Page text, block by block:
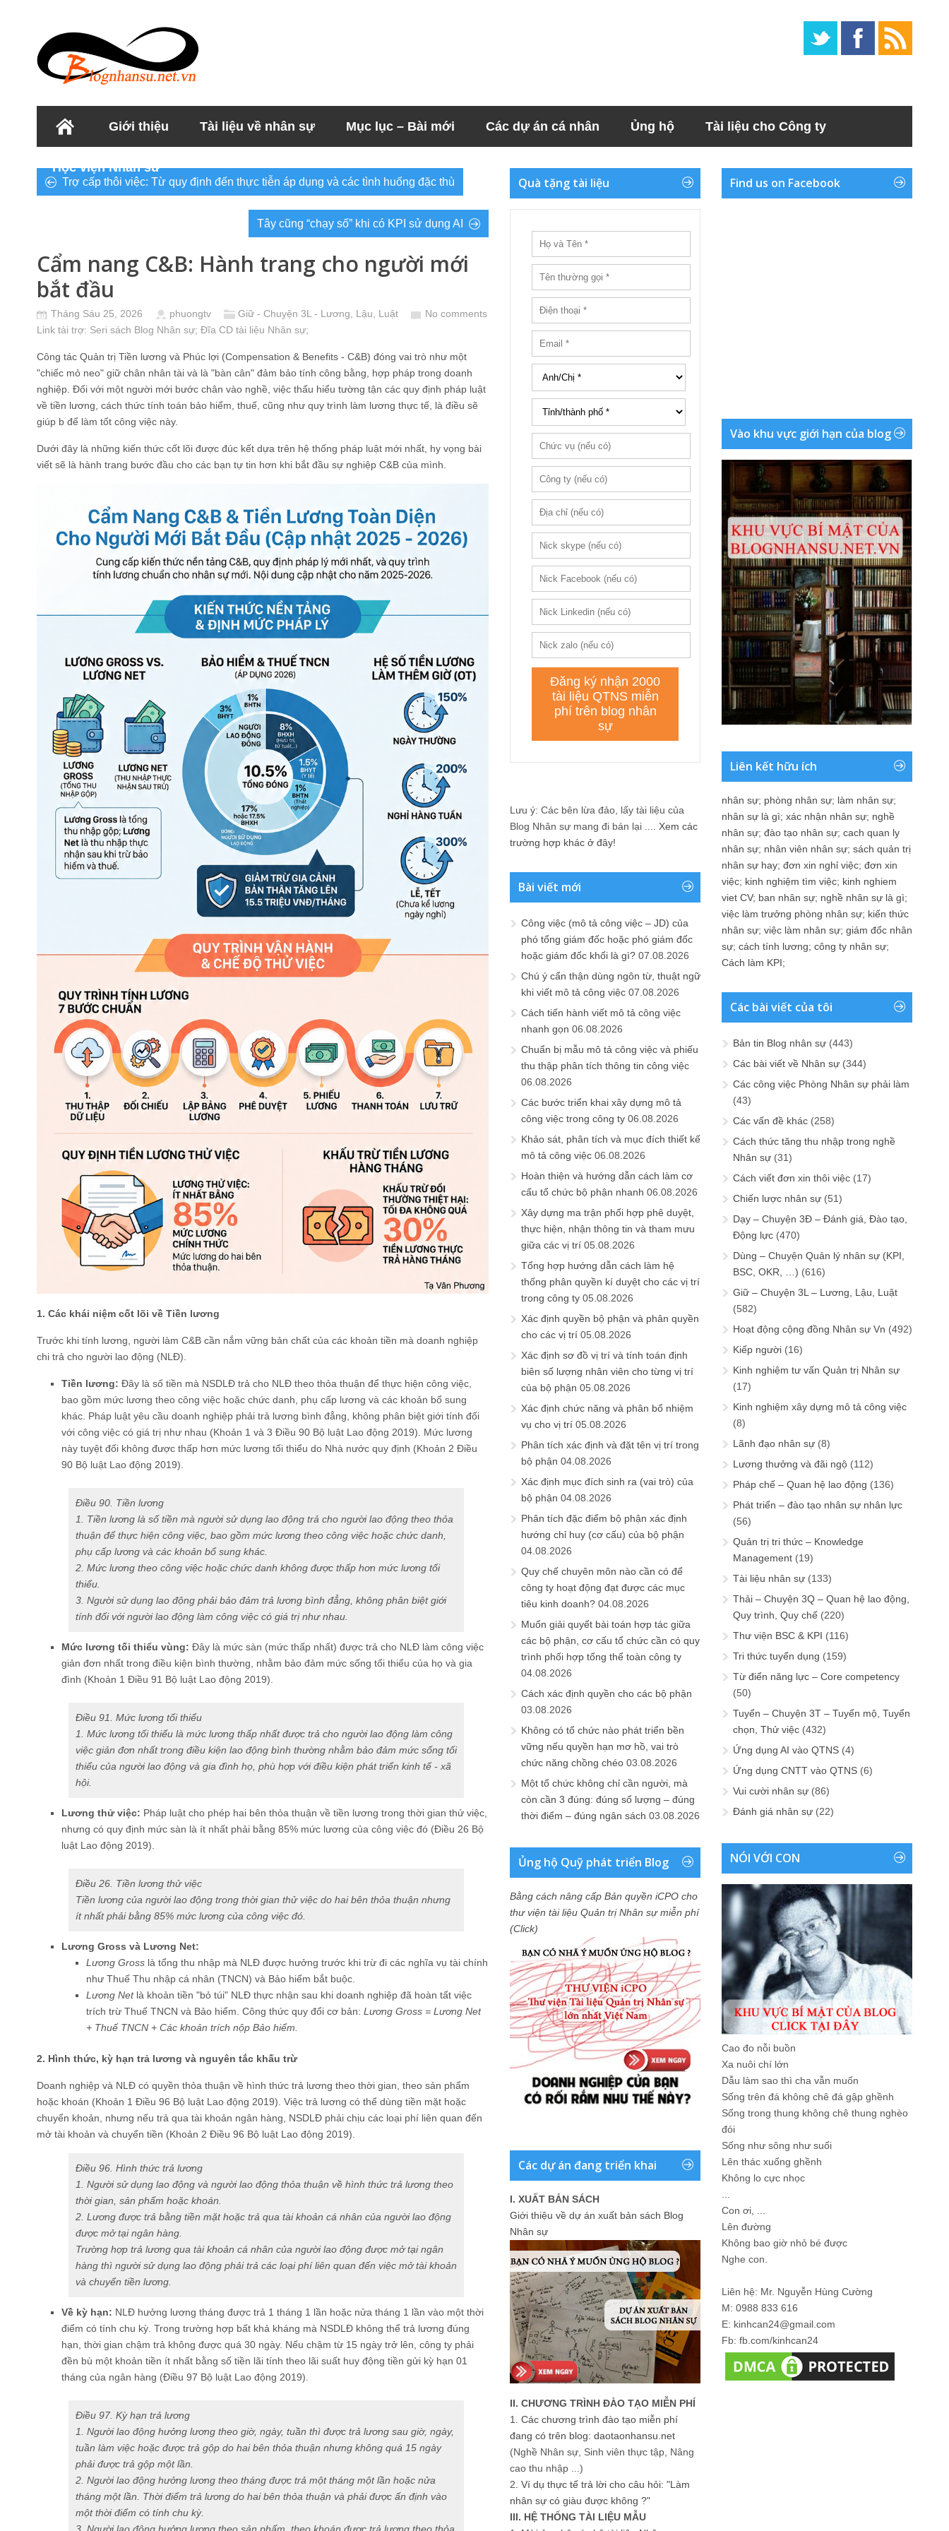
Giới thiệu Tài liệu về nhân sự Mục lục – Bài mới Các dự án cá nhân Ủng hộ Tài liệu cho Công ty
Học viện Nhân sư
Trợ cấp thôi việc: Từ quy định đến thực tiễn áp dụng và các tình huống đặc thù
Tây cũng “chạy số” khi có KPI sử dụng AI
Cẩm nang C&B: Hành trang cho người mới
bắt đầu
Tháng Sáu 25, 2026 phuongtv Giữ - Chuyện 3L - Lương, Lậu, Luật
No comments
Link tài trợ: Seri sách Blog Nhân sự; Đĩa CD tài liệu Nhân sự;
Công tác Quản trị Tiền lương và Phúc lợi (Compensation & Benefits - C&B) đóng vai trò như một
"chiếc mỏ neo" giữ chân nhân tài và là "bàn cân" đảm bảo tính công bằng, hợp pháp trong doanh
nghiệp. Đối với một người mới bước chân vào nghề, việc thấu hiểu tường tận các quy định pháp luật
về tiền lương, cách thức tính toán bảo hiểm, thuế, cũng như quy trình làm lương thực tế, là điều sẽ
giúp b để làm tốt công việc này.
Dưới đây là những kiến thức cốt lõi được đúc kết dựa trên hệ thống pháp luật mới nhất, hy vọng bài
viết sẽ là hành trang bước đầu cho các bạn tự tin hơn khi bắt đầu sự nghiệp C&B của mình.
1. Các khái niệm cốt lõi về Tiền lương
Trước khi tính lương, người làm C&B cần nắm vững bản chất của các khoản tiền mà doanh nghiệp
chi trả cho người lao động (NLĐ).
Tiền lương: Đây là số tiền mà NSDLĐ trả cho NLĐ theo thỏa thuận để thực hiện công việc,
bao gồm mức lương theo công việc hoặc chức danh, phụ cấp lương và các khoản bổ sung
khác. Pháp luật yêu cầu doanh nghiệp phải trả lương bình đẳng, không phân biệt giới tính đối
với công việc có giá trị như nhau (Khoản 1 và 3 Điều 90 Bộ luật Lao động 2019). Mức lương
này tuyệt đối không được thấp hơn mức lương tối thiểu do Nhà nước quy định (Khoản 2 Điều
90 Bộ luật Lao động 2019).
Điều 90. Tiền lương
1. Tiền lương là số tiền mà người sử dụng lao động trả cho người lao động theo thỏa
thuận để thực hiện công việc, bao gồm mức lương theo công việc hoặc chức danh,
phụ cấp lương và các khoản bổ sung khác.
2. Mức lương theo công việc hoặc chức danh không được thấp hơn mức lương tối
thiểu.
3. Người sử dụng lao động phải bảo đảm trả lương bình đẳng, không phân biệt giới
tính đối với người lao động làm công việc có giá trị như nhau.
Mức lương tối thiểu vùng: Đây là mức sàn (mức thấp nhất) được trả cho NLĐ làm công việc
giản đơn nhất trong điều kiện bình thường, nhằm bảo đảm mức sống tối thiểu của họ và gia
đình (Khoản 1 Điều 91 Bộ luật Lao động 2019).
Điều 91. Mức lương tối thiểu
1. Mức lương tối thiểu là mức lương thấp nhất được trả cho người lao động làm công
việc giản đơn nhất trong điều kiện lao động bình thường nhằm bảo đảm mức sống tối
thiểu của người lao động và gia đình họ, phù hợp với điều kiện phát triển kinh tế - xã
hội.
Lương thử việc: Pháp luật cho phép hai bên thỏa thuận về tiền lương trong thời gian thử việc,
nhưng có quy định mức sàn là ít nhất phải bằng 85% mức lương của công việc đó (Điều 26 Bộ
luật Lao động 2019).
Điều 26. Tiền lương thử việc
Tiền lương của người lao động trong thời gian thử việc do hai bên thỏa thuận nhưng
ít nhất phải bằng 85% mức lương của công việc đó.
Lương Gross và Lương Net:
Lương Gross là tổng thu nhập mà NLĐ được hưởng trước khi trừ đi các nghĩa vụ tài chính
như Thuế Thu nhập cá nhân (TNCN) và Bảo hiểm bắt buộc.
Lương Netlà khoản tiền "bỏ túi" NLĐ thực nhận sau khi doanh nghiệp đã hoàn tất việc
trích trừ Thuế TNCN và Bảo hiểm. Công thức quy đổi cơ bản: Lương Gross = Lương Net
+ Thuế TNCN + Các khoản trích nộp Bảo hiểm.
2. Hình thức, kỳ hạn trả lương và nguyên tắc khấu trừ
Doanh nghiệp và NLĐ có quyền thỏa thuận về hình thức trả lương theo thời gian, theo sản phẩm
hoặc khoán (Khoản 1 Điều 96 Bộ luật Lao động 2019). Việc trả lương có thể dùng tiền mặt hoặc
chuyển khoản, nhưng nếu trả qua tài khoản ngân hàng, NSDLĐ phải chịu các loại phí liên quan đến
mở tài khoản và chuyển tiền (Khoản 2 Điều 96 Bộ luật Lao động 2019).
Điều 96. Hình thức trả lương
1. Người sử dụng lao động và người lao động thỏa thuận về hình thức trả lương theo
thời gian, sản phẩm hoặc khoán.
2. Lương được trả bằng tiền mặt hoặc trả qua tài khoản cá nhân của người lao động
được mở tại ngân hàng.
Trường hợp trả lương qua tài khoản cá nhân của người lao động được mở tại ngân
hàng thì người sử dụng lao động phải trả các loại phí liên quan đến việc mở tài khoản
và chuyển tiền lương.
Về kỳ hạn: NLĐ hưởng lương tháng được trả 1 tháng 1 lần hoặc nửa tháng 1 lần vào một thời
điểm có tính chu kỳ. Trong trường hợp bất khả kháng mà NSDLĐ không thể trả lương đúng
hạn, thời gian chậm trả không được quá 30 ngày. Nếu chậm từ 15 ngày trở lên, công ty phải
đền bù một khoản tiền ít nhất bằng số tiền lãi tính theo lãi suất huy động tiền gửi kỳ hạn 01
tháng của ngân hàng (Điều 97 Bộ luật Lao động 2019).
Điều 97. Kỳ hạn trả lương
1. Người lao động hưởng lương theo giờ, ngày, tuần thì được trả lương sau giờ, ngày,
tuần làm việc hoặc được trả gộp do hai bên thỏa thuận nhưng không quá 15 ngày
phải được trả gộp một lần.
2. Người lao động hưởng lương theo tháng được trả một tháng một lần hoặc nửa
tháng một lần. Thời điểm trả lương do hai bên thỏa thuận và phải được ấn định vào
một thời điểm có tính chu kỳ.
Quà tặng tài liệu
Lưu ý: Các bên lừa đảo, lấy tài liệu của
Blog Nhân sự mang đi bán lại .... Xem các
trường hợp khác ở đây!
Bài viết mới
Công việc (mô tả công việc – JD) của
phó tổng giám đốc hoặc phó giám đốc
hoặc giám đốc khối là gì? 07.08.2026
Chú ý cẩn thận dùng ngôn từ, thuật ngữ
khi viết mô tả công việc 07.08.2026
Cách tiến hành viết mô tả công việc
nhanh gọn 06.08.2026
Chuẩn bị mẫu mô tả công việc và phiếu
thu thập phân tích thông tin công việc
06.08.2026
Các bước triển khai xây dựng mô tả
công việc trong công ty 06.08.2026
Khảo sát, phân tích và mục đích thiết kế
mô tả công việc 06.08.2026
Hoàn thiện và hướng dẫn cách làm cơ
cấu tổ chức bộ phận nhanh 06.08.2026
Xây dựng ma trận phối hợp phê duyệt,
thực hiện, nhận thông tin và tham mưu
giữa các vị trí 05.08.2026
Tổng hợp hướng dẫn cách làm hệ
thống phân quyền kí duyệt cho các vị trí
trong công ty 05.08.2026
Xác định quyền bộ phận và phân quyền
cho các vị trí 05.08.2026
Xác định sơ đồ vị trí và tính toán định
biên số lượng nhân viên cho từng vị trí
của bộ phận 05.08.2026
Xác định chức năng và phân bổ nhiệm
vụ cho vị trí 05.08.2026
Phân tích xác định và đặt tên vị trí trong
bộ phận 04.08.2026
Xác định mục đích sinh ra (vai trò) của
bộ phận 04.08.2026
Phân tích đặc điểm bộ phận xác định
hướng chỉ huy (cơ cấu) của bộ phận
04.08.2026
Quy chế chuyên môn nào cần có để
công ty hoạt động đạt được các mục
tiêu kinh doanh? 04.08.2026
Muốn giải quyết bài toán hợp tác giữa
các bộ phận, cơ cấu tổ chức cần có quy
trình phối hợp tổng thể toàn công ty
04.08.2026
Cách xác định quyền cho các bộ phận
03.08.2026
Không có tổ chức nào phát triển bền
vững nếu quyền hạn mơ hồ, vai trò
chức năng chồng chéo 03.08.2026
Một tổ chức không chỉ cần người, mà
còn cần 3 đúng: đúng số lượng – đúng
thời điểm – đúng ngân sách 03.08.2026
Ủng hộ Quỹ phát triển Blog
Bằng cách nâng cấp Bản quyền iCPO cho
thư viện tài liệu Quản trị Nhân sự miễn phí
(Click)
Các dự án đang triển khai
I. XUẤT BẢN SÁCH
Giới thiệu về dự án xuất bản sách Blog
Nhân sự
II. CHƯƠNG TRÌNH ĐÀO TẠO MIỄN PHÍ
1. Các chương trình đào tạo miễn phí
đang có trên blog: daotaonhansu.net
(Nghề Nhân sự, Sinh viên thực tập, Nâng
cao thu nhập ...)
2. Ví dụ thực tế trả lời cho câu hỏi: "Làm
nhân sự có giàu được không ?"
III. HỆ THỐNG TÀI LIỆU MẪU
Find us on Facebook
Vào khu vực giới hạn của blog
Liên kết hữu ích
nhân sự; phòng nhân sự; làm nhân sự;
nhân sự là gì; xác nhận nhân sự; nghề
nhân sự; đào tạo nhân sự; cach quan ly
nhân sự; nhân viên nhân sự; sách quản trị
nhân sự hay; đơn xin nghỉ việc; đơn xin
việc; kinh nghiệm tìm việc; kinh nghiem
viet CV; ban nhân sự; nghề nhân sự là gì;
việc làm trưởng phòng nhân sự; kiến thức
nhân sự; việc làm nhân sự; giám đốc nhân
sự; cách tính lương; công ty nhân sự;
Cách làm KPI;
Các bài viết của tôi
Bản tin Blog nhân sự (443)
Các bài viết về Nhân sự (344)
Các công việc Phòng Nhân sự phải làm
(43)
Các vấn đề khác (258)
Cách thức tăng thu nhập trong nghề
Nhân sự (31)
Cách viết đơn xin thôi việc (17)
Chiến lược nhân sự (51)
Dạy – Chuyện 3Đ – Đánh giá, Đào tạo,
Động lực (470)
Dùng – Chuyện Quản lý nhân sự (KPI,
BSC, OKR, …) (616)
Giữ – Chuyện 3L – Lương, Lậu, Luật
(582)
Hoạt động cộng đồng Nhân sự Vn (492)
Kiếp người (16)
Kinh nghiệm tư vấn Quản trị Nhân sự
(17)
Kinh nghiệm xây dựng mô tả công việc
(8)
Lãnh đạo nhân sự (8)
Lương thưởng và đãi ngộ (112)
Pháp chế – Quan hệ lao động (136)
Phát triển – đào tạo nhân sự nhân lực
(56)
Quản trị tri thức – Knowledge
Management (19)
Tài liệu nhân sự (133)
Thải – Chuyện 3Q – Quan hệ lao động,
Quy trình, Quy chế (220)
Thư viện BSC & KPI (116)
Tri thức tuyển dụng (159)
Từ điển năng lực – Core competency
(50)
Tuyển – Chuyện 3T – Tuyển mộ, Tuyển
chọn, Thử việc (432)
Ứng dụng AI vào QTNS (4)
Ứng dụng CNTT vào QTNS (6)
Vui cười nhân sự (86)
Đánh giá nhân sự (22)
NÓI VỚI CON
Cao đo nỗi buồn
Xa nuôi chí lớn
Dẫu làm sao thì cha vẫn muốn
Sống trên đá không chê đá gập ghềnh
Sống trong thung không chê thung nghèo
đói
Sống như sông như suối
Lên thác xuống ghềnh
Không lo cực nhọc
Con ơi, ...
Lên đường
Không bao giờ nhỏ bé được
Nghe con.
Liên hệ: Mr. Nguyễn Hùng Cường
M: 0988 833 616
E: kinhcan24@gmail.com
Fb: fb.com/kinhcan24